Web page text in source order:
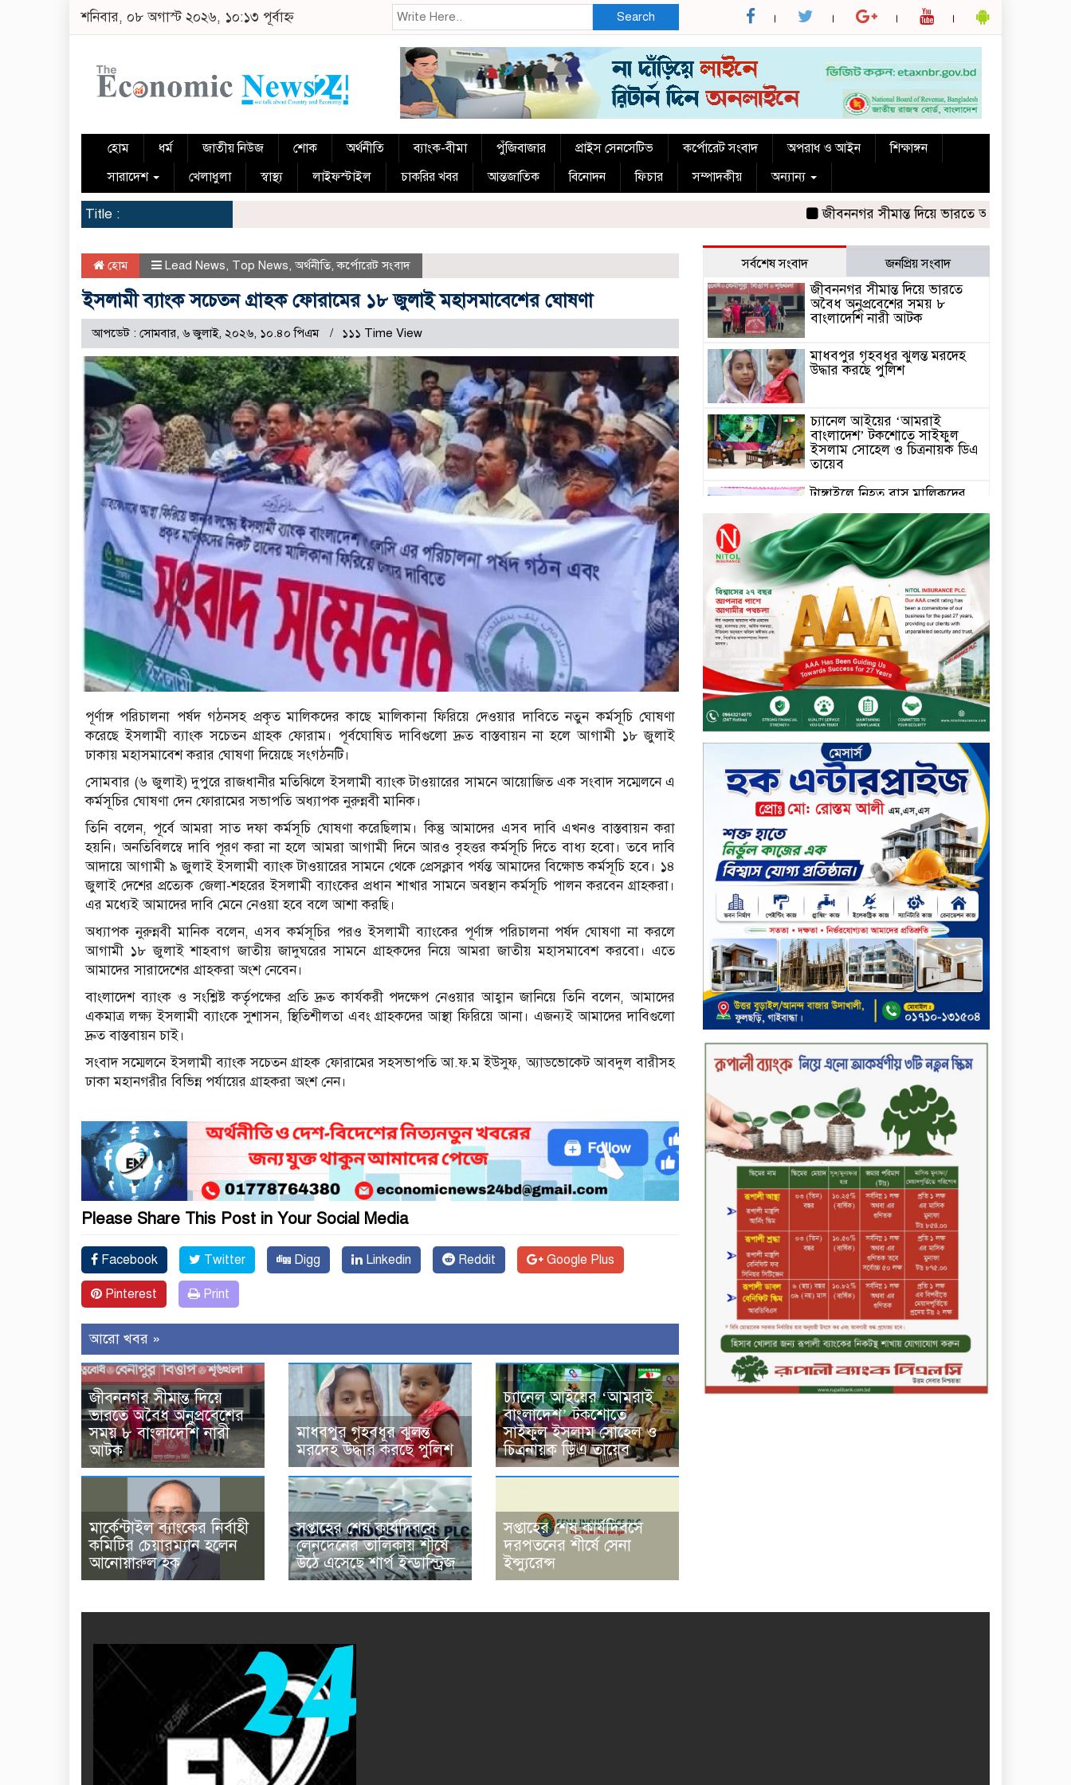
শনিবার, ০৮ অগাস্ট ২০২৬, ১০:১৩ পূর্বাহ্ন Search
হোম ধর্ম জাতীয় নিউজ শোক অর্থনীতি ব্যাংক-বীমা পুঁজিবাজার প্রাইস সেনসেটিভ কর্পোরেট সংবাদ অপরাধ ও আইন
শিক্ষাঙ্গন
সারাদেশ
খেলাধুলা স্বাস্থ্য লাইফস্টাইল চাকরির খবর আন্তজাতিক বিনোদন ফিচার সম্পাদকীয় অন্যান্য
Title : জীবননগর সীমান্ত দিয়ে ভারতে অবৈধ অনুপ্রবেশের
হোম Lead News, Top News, অর্থনীতি,কর্পোরেট সংবাদ
ইসলামী ব্যাংক সচেতন গ্রাহক ফোরামের ১৮ জুলাই মহাসমাবেশের ঘোষণা
আপডেট : সোমবার, ৬ জুলাই, ২০২৬, ১০.৪০ পিএম ১১১ Time View
পূর্ণাঙ্গ পরিচালনা পর্ষদ গঠনসহ প্রকৃত মালিকদের কাছে মালিকানা ফিরিয়ে দেওয়ার দাবিতে নতুন কর্মসূচি ঘোষণা
করেছে ইসলামী ব্যাংক সচেতন গ্রাহক ফোরাম। পূর্বঘোষিত দাবিগুলো দ্রুত বাস্তবায়ন না হলে আগামী ১৮ জুলাই
ঢাকায় মহাসমাবেশ করার ঘোষণা দিয়েছে সংগঠনটি।
সোমবার (৬ জুলাই) দুপুরে রাজধানীর মতিঝিলে ইসলামী ব্যাংক টাওয়ারের সামনে আয়োজিত এক সংবাদ সম্মেলনে এ
কর্মসূচির ঘোষণা দেন ফোরামের সভাপতি অধ্যাপক নুরুন্নবী মানিক।
তিনি বলেন, পূর্বে আমরা সাত দফা কর্মসূচি ঘোষণা করেছিলাম। কিন্তু আমাদের এসব দাবি এখনও বাস্তবায়ন করা
হয়নি। অনতিবিলম্বে দাবি পূরণ করা না হলে আমরা আগামী দিনে আরও বৃহত্তর কর্মসূচি দিতে বাধ্য হবো। তবে দাবি
আদায়ে আগামী ৯ জুলাই ইসলামী ব্যাংক টাওয়ারের সামনে থেকে প্রেসক্লাব পর্যন্ত আমাদের বিক্ষোভ কর্মসূচি হবে। ১৪
জুলাই দেশের প্রত্যেক জেলা-শহরের ইসলামী ব্যাংকের প্রধান শাখার সামনে অবস্থান কর্মসূচি পালন করবেন গ্রাহকরা।
এর মধ্যেই আমাদের দাবি মেনে নেওয়া হবে বলে আশা করছি।
অধ্যাপক নুরুন্নবী মানিক বলেন, এসব কর্মসূচির পরও ইসলামী ব্যাংকের পূর্ণাঙ্গ পরিচালনা পর্ষদ ঘোষণা না করলে
আগামী ১৮ জুলাই শাহবাগ জাতীয় জাদুঘরের সামনে গ্রাহকদের নিয়ে আমরা জাতীয় মহাসমাবেশ করবো। এতে
আমাদের সারাদেশের গ্রাহকরা অংশ নেবেন।
বাংলাদেশ ব্যাংক ও সংশ্লিষ্ট কর্তৃপক্ষের প্রতি দ্রুত কার্যকরী পদক্ষেপ নেওয়ার আহ্বান জানিয়ে তিনি বলেন, আমাদের
একমাত্র লক্ষ্য ইসলামী ব্যাংকে সুশাসন, স্থিতিশীলতা এবং গ্রাহকদের আস্থা ফিরিয়ে আনা। এজন্যই আমাদের দাবিগুলো
দ্রুত বাস্তবায়ন চাই।
সংবাদ সম্মেলনে ইসলামী ব্যাংক সচেতন গ্রাহক ফোরামের সহসভাপতি আ.ফ.ম ইউসুফ, অ্যাডভোকেট আবদুল বারীসহ
ঢাকা মহানগরীর বিভিন্ন পর্যায়ের গ্রাহকরা অংশ নেন।
Please Share This Post in Your Social Media
Facebook Twitter Digg Linkedin Reddit Google Plus
Pinterest Print
আরো খবর »
জীবননগর সীমান্ত দিয়ে
ভারতে অবৈধ অনুপ্রবেশের
সময় ৮ বাংলাদেশি নারী
আটক
মাধবপুর গৃহবধূর ঝুলন্ত
মরদেহ উদ্ধার করছে পুলিশ
চ্যানেল আইয়ের ‘আমরাই
বাংলাদেশ’ টকশোতে
সাইফুল ইসলাম সোহেল ও
চিত্রনায়ক ডিএ তায়েব
মার্কেন্টাইল ব্যাংকের নির্বাহী
কমিটির চেয়ারম্যান হলেন
আনোয়ারুল হক
সপ্তাহের শেষ কার্যদিবসে
লেনদেনের তালিকায় শীর্ষে
উঠে এসেছে শার্প ইন্ডাস্ট্রিজ
সপ্তাহের শেষ কার্যদিবসে
দরপতনের শীর্ষে সেনা
ইন্স্যুরেন্স
সর্বশেষ সংবাদ জনপ্রিয় সংবাদ
জীবননগর সীমান্ত দিয়ে ভারতে
অবৈধ অনুপ্রবেশের সময় ৮
বাংলাদেশি নারী আটক
মাধবপুর গৃহবধূর ঝুলন্ত মরদেহ
উদ্ধার করছে পুলিশ
চ্যানেল আইয়ের ‘আমরাই
বাংলাদেশ’ টকশোতে সাইফুল
ইসলাম সোহেল ও চিত্রনায়ক ডিএ
তায়েব
টাঙ্গাইলে নিহত বাস মালিকদের
প্রদান
টাঙ্গাইলে ভাষা কর্মশালা ও পুরষ্কার
বিতরণ
সড়ক নিরাপত্তায় বিশেষ অবদান
রাখায় নিসচা বিশেষ সম্মাননা
পেলেন লায়ন গনি মিয়া বাবুল
মার্কেন্টাইল ব্যাংকের নির্বাহী
কমিটির চেয়ারম্যান হলেন
আনোয়ারুল হক
সপ্তাহের শেষ কার্যদিবসে
লেনদেনের তালিকায় শীর্ষে উঠে
এসেছে শার্প ইন্ডাস্ট্রিজ
সপ্তাহের শেষ কার্যদিবসে
দরপতনের শীর্ষে সেনা ইন্স্যুরেন্স
সপ্তাহের শেষ কার্যদিবসে দরবৃদ্ধির
শীর্ষে নিটল ইন্স্যুরেন্স
সিলেটের ওসমানীনগরে দুই বাসের
মুখোমুখি সংঘর্ষে ৮ জন নিহত
২০২৯ সালের মধ্যে বাংলাদেশের
সবচেয়ে বিশ্বস্ত, টেকসই ও
ক্যাশলেস ব্যাংক হওয়ার লক্ষ্য
নিয়ে ‘ভিশন ২০২৯’ উন্মোচন করল
কমিউনিটি ব্যাংক বাংলাদেশ
পিএলসি
শিক্ষার্থীদের জন্য দারাজে
এক্সক্লুসিভ ডিসকাউন্ট নিয়ে আসছে
রিয়েলমি সি১০০এক্স
পরিবারের কাছে কিশোরের
কান্নাজড়িত কণ্ঠ শোনিয়ে ১২ লাখ
টাকা মুক্তিপণ দাবি, টাকা না পেয়ে
শ্বাসরোধে হত্যা—আলোচিত
রাফিজ হত্যা মামলার অন্যতম
আসামি গাজীপুর থেকে গ্রেফতার
নড়াইলে বিএনপির ৬ নেতার
বহিষ্কারাদেশ প্রত্যাহার